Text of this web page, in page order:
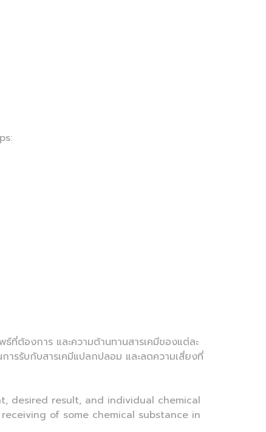
ต้องการ และความต้านทานสารเคมีของแต่ละ
ารรับกับสารเคมีแปลกปลอม และลดความเสี่ยงที่
desired result, and individual chemical
of some chemical substance in